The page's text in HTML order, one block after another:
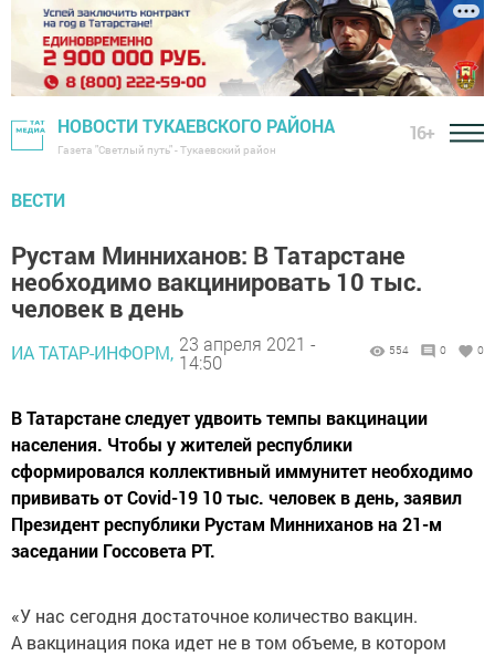
НОВОСТИ ТУКАЕВСКОГО РАЙОНА
Газета "Светлый путь" - Тукаевский район
16+
ВЕСТИ
Рустам Минниханов: В Татарстане
необходимо вакцинировать 10 тыс.
человек в день
ИА ТАТАР-ИНФОРМ, 23 апреля 2021 -
14:50
554 0 0
В Татарстане следует удвоить темпы вакцинации
населения. Чтобы у жителей республики
сформировался коллективный иммунитет необходимо
прививать от Covid-19 10 тыс. человек в день, заявил
Президент республики Рустам Минниханов на 21-м
заседании Госсовета РТ.
«У нас сегодня достаточное количество вакцин.
А вакцинация пока идет не в том объеме, в котором